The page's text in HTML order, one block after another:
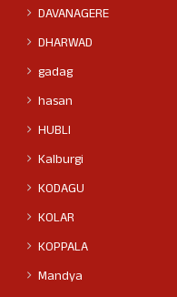
DAVANAGERE
DHARWAD
gadag
hasan
HUBLI
Kalburgi
KODAGU
KOLAR
KOPPALA
Mandya